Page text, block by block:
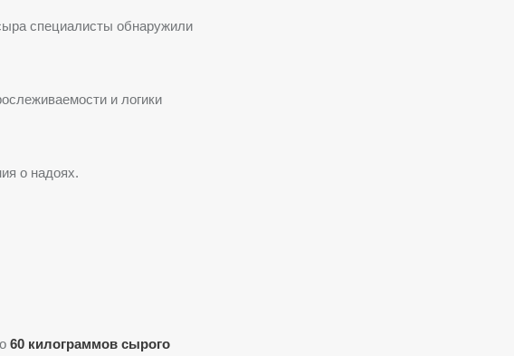
специалисты обнаружили
и логики
о надоях.
60 килограммов сырого